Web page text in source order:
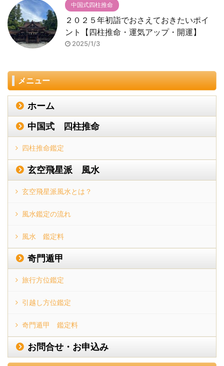
中国式四柱推命
２０２５年初詣でおさえておきたいポイ
ント【四柱推命・運気アップ・開運】
2025/1/3
メニュー
ホーム
中国式 四柱推命
四柱推命鑑定
玄空飛星派 風水
玄空飛星派風水とは？
風水鑑定の流れ
風水 鑑定料
奇門遁甲
旅行方位鑑定
引越し方位鑑定
奇門遁甲 鑑定料
お問合せ・お申込み